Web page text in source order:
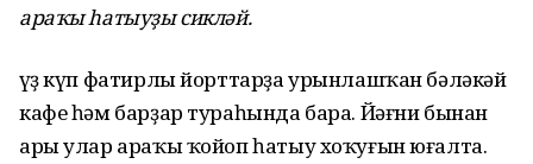
араҡы һатыуҙы сикләй.
Һүҙ күп фатирлы йорттарҙа урынлашҡан бәләкәй
кафе һәм барҙар тураһында бара. Йәғни бынан
ары улар араҡы ҡойоп һатыу хоҡуғын юғалта.